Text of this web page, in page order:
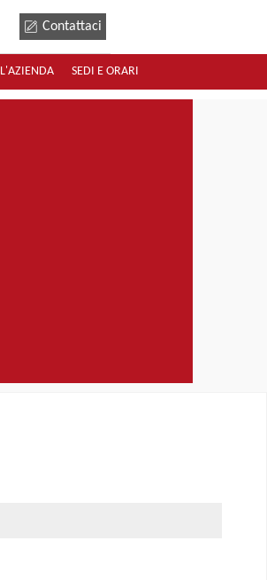
Contattaci
L'AZIENDA SEDI E ORARI